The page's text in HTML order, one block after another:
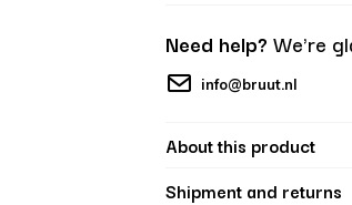
Need help? We're
info@bruut.nl
About this product
Shipment and returns